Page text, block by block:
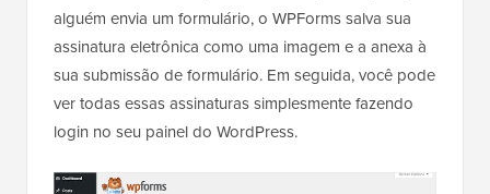
alguém envia um formulário, o WPForms salva sua
assinatura eletrônica como uma imagem e a anexa à
sua submissão de formulário. Em seguida, você pode
ver todas essas assinaturas simplesmente fazendo
login no seu painel do WordPress.